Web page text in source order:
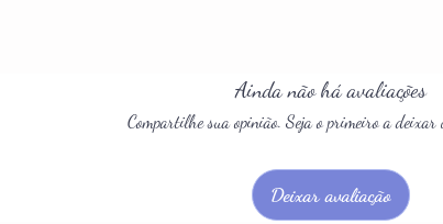
Ainda não há avaliações
Compartilhe sua opinião. Seja o primeiro a deixar
Deixar avaliação